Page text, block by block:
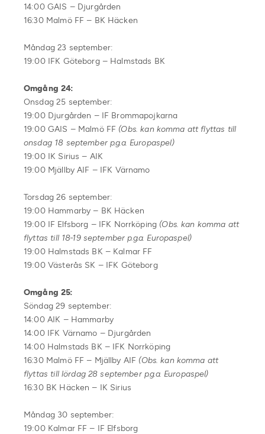
14:00 GAIS – Djurgården
16:30 Malmö FF – BK Häcken
Måndag 23 september:
19:00 IFK Göteborg – Halmstads BK
Omgång 24:
Onsdag 25 september:
19:00 Djurgården – IF Brommapojkarna
19:00 GAIS – Malmö FF (Obs. kan komma att flyttas till
onsdag 18 september p.g.a. Europaspel)
19:00 IK Sirius – AIK
19:00 Mjällby AIF – IFK Värnamo
Torsdag 26 september:
19:00 Hammarby – BK Häcken
19:00 IF Elfsborg – IFK Norrköping (Obs. kan komma att
flyttas till 18-19 september p.g.a. Europaspel)
19:00 Halmstads BK – Kalmar FF
19:00 Västerås SK – IFK Göteborg
Omgång 25:
Söndag 29 september:
14:00 AIK – Hammarby
14:00 IFK Värnamo – Djurgården
14:00 Halmstads BK – IFK Norrköping
16:30 Malmö FF – Mjällby AIF (Obs. kan komma att
flyttas till lördag 28 september p.g.a. Europaspel)
16:30 BK Häcken – IK Sirius
Måndag 30 september:
19:00 Kalmar FF – IF Elfsborg